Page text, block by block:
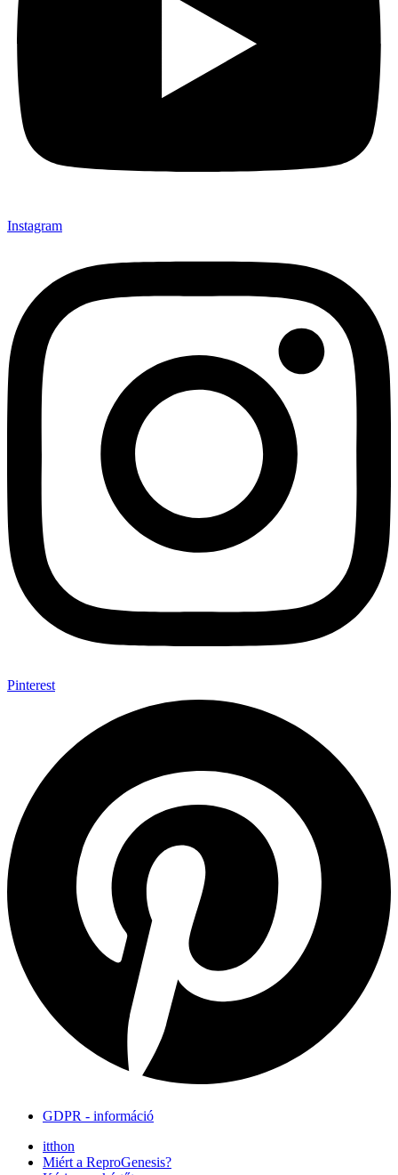
Instagram
Pinterest
GDPR - információ
itthon
Miért a ReproGenesis?